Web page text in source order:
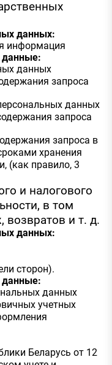
данных:
информация
данных
запроса
данных
запроса
запроса в
хранения
(как правило, 3
и налогового
в том
возвратов и т. д.
данных:
сторон).
данных
учетных
Беларусь от 12